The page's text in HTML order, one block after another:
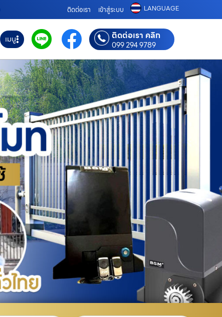
ติดต่อเรา เข้าสู่ระบบ LANGUAGE
เมนู ติดต่อเรา คลิก
099 294 9789